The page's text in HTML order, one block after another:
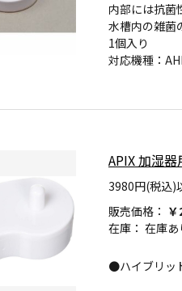
内部には抗菌
水槽内の雑菌
1個入り
対応機種：
APIX 加湿
3980円(税込)
販売価格：
在庫： 在庫あ
●ハイブリッ